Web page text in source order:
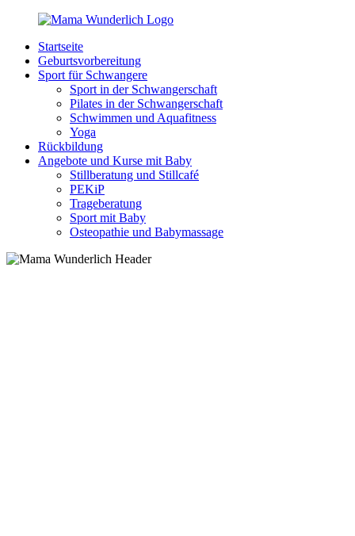
Zurück
Inhalt
MamaWunderlich.de
Mutti
sein
wunderbar!
Startseite
Geburtsvorbereitung
Sport für Schwangere
Sport in der Schwangerschaft
Pilates in der Schwangerschaft
Schwimmen und Aquafitness
Yoga
Rückbildung
Angebote und Kurse mit Baby
Stillberatung und Stillcafé
PEKiP
Trageberatung
Sport mit Baby
Osteopathie und Babymassage